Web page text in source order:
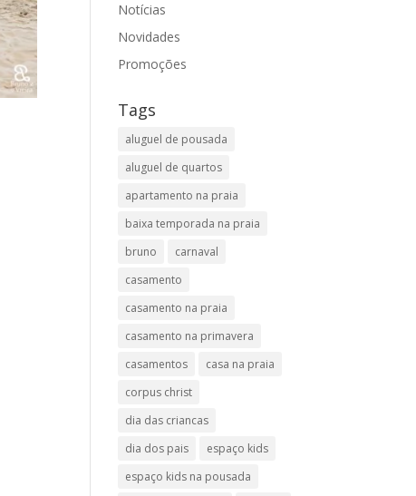
Notícias
Novidades
Promoções
Tags
aluguel de pousada
aluguel de quartos
apartamento na praia
baixa temporada na praia
bruno
carnaval
casamento
casamento na praia
casamento na primavera
casamentos
casa na praia
corpus christ
dia das criancas
dia dos pais
espaço kids
espaço kids na pousada